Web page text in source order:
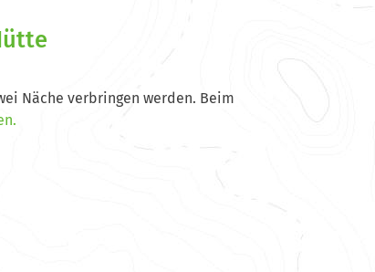
Näche verbringen werden. Beim